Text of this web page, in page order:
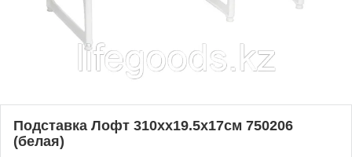
Подставка Лофт 310хх19.5х17см 750206
(белая)